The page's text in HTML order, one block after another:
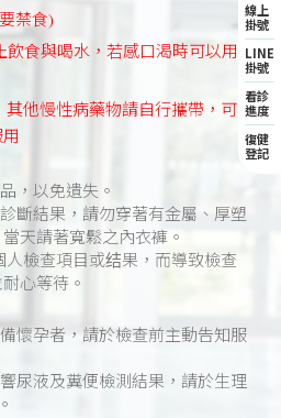
禁食)
食與喝水，若感口渴時可以用
他慢性病藥物請自行攜帶，可
，以免遺失。
斷結果，請勿穿著有金屬、厚塑
天請著寬鬆之內衣褲。
檢查項目或结果，而導致檢查
心等待。
懷孕者，請於檢查前主動告知服
尿液及糞便檢測結果，請於生理
線上
掛號
LINE
掛號
看診
進度
復健
登記